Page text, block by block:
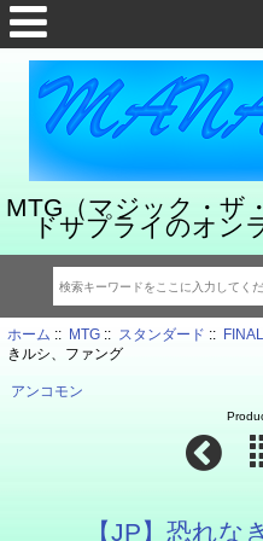
MTG（マジック・ザ
ドサプライのオン
ホーム :: MTG:: スタンダード ::
きルシ、ファング
アンコモン
【JP】恐れな